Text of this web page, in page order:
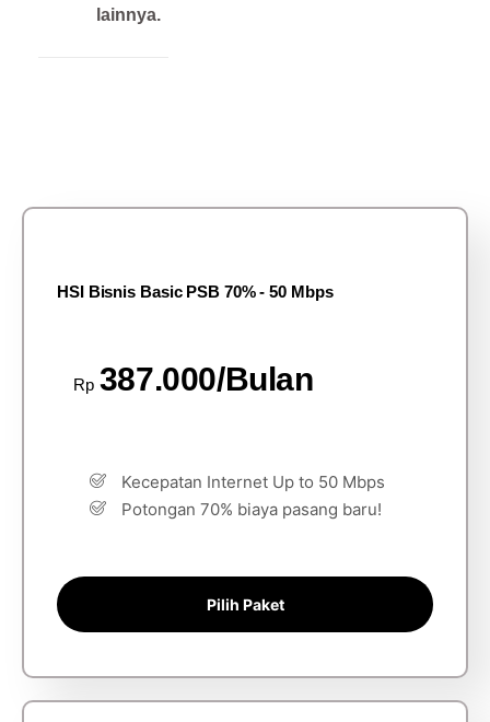
lainnya.
HSI Bisnis Basic PSB 70% - 50 Mbps
Rp 387.000/Bulan
Kecepatan Internet Up to 50 Mbps
Potongan 70% biaya pasang baru!
Pilih Paket